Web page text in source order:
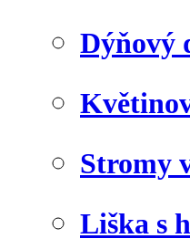
Dýňový
Stromy
Liška s